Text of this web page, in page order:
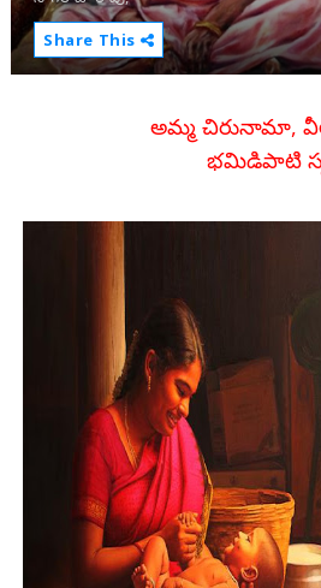
Share This
అమ్మ చిరునామా,
భమిడిపాటి